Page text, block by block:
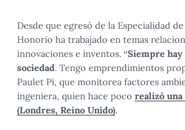
Desde que egresó de la Especialidad
Honorio ha trabajado en temas
innovaciones e inventos. “Siempre
sociedad. Tengo emprendimientos
Paulet Pi, que monitorea factores
ingeniera, quien hace poco realizó una
(Londres, Reino Unido).